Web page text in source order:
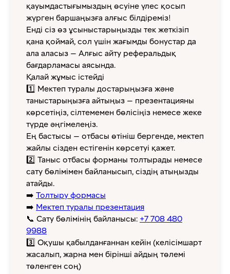
қауымдастығымыздың өсуіне үлес қосып
жүрген баршаңызға алғыс білдіреміз!
Енді сіз өз ұсыныстарыңызды тек жеткізіп
қана қоймай, сол үшін жағымды бонустар да
ала аласыз — Алғыс айту реферальдық
бағдарламасы аясында.
Қалай жұмыс істейді
1️⃣ Мектеп туралы достарыңызға және
таныстарыңызға айтыңыз — презентацияны
көрсетіңіз, сілтемемен бөлісіңіз немесе жеке
түрде әңгімелеңіз.
Ең бастысы — отбасы өтініш бергенде, мектеп
жайлы сізден естігенін көрсетуі қажет.
2️⃣ Таныс отбасы форманы толтырады немесе
сату бөлімімен байланысып, сіздің атыңызды
атайды.
➡️ Толтыру формасы
➡️ Мектеп туралы презентация
📞 Сату бөлімінің байланысы: +7 708 480
9988
3️⃣ Оқушы қабылданғаннан кейін (келісімшарт
жасалып, жарна мен бірінші айдың төлемі
төленген соң)